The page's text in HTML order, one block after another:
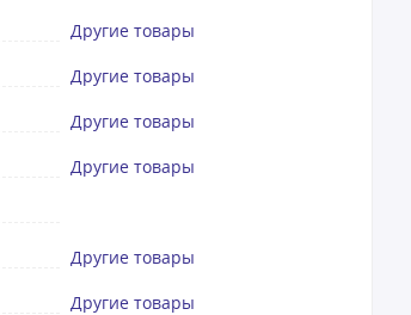
Другие товары
Другие товары
Другие товары
Другие товары
Другие товары
Другие товары